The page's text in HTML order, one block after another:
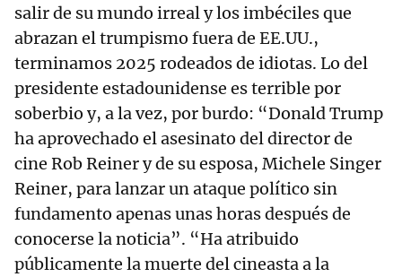
salir de su mundo irreal y los imbéciles que
abrazan el trumpismo fuera de EE.UU.,
terminamos 2025 rodeados de idiotas. Lo del
presidente estadounidense es terrible por
soberbio y, a la vez, por burdo: “Donald Trump
ha aprovechado el asesinato del director de
cine Rob Reiner y de su esposa, Michele Singer
Reiner, para lanzar un ataque político sin
fundamento apenas unas horas después de
conocerse la noticia”. “Ha atribuido
públicamente la muerte del cineasta a la